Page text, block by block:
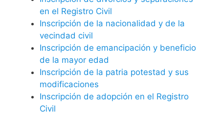
en el Registro Civil
Inscripción de la nacionalidad y de la
vecindad civil
Inscripción de emancipación y beneficio
de la mayor edad
Inscripción de la patria potestad y sus
modificaciones
Inscripción de adopción en el Registro
Civil